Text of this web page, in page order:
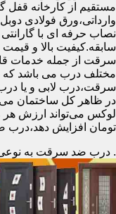
وارداتی،ورق فولادی
سابقه.کیفیت بالا و
سرقت از جمله خدمات
مختلف درب می باشد که
سرقت،درب لابی و یا
در ظاهر کل ساختمان
تومان افزایش
. درب ضد سرقت به نوعی